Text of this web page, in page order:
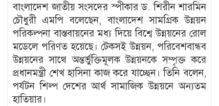
বাংলাদেশ জাতীয় সংসদের স্পীকার ড. শিরীন শারমিন
চৌধুরী এমপি বলেছেন, বাংলাদেশ সামগ্রিক উন্নয়ন
পরিকল্পনা বাস্তবায়নের মধ্য দিয়ে বিশ্বে উন্নয়নের রোল
মডেলে পরিণত হয়েছে। টেকসই উন্নয়ন, পরিবেশবান্ধব
উন্নয়নের সাথে অন্তর্ভুক্তিমূলক উন্নয়নকে সম্পৃক্ত করে
প্রধানমন্ত্রী শেখ হাসিনা কাজ করে যাচ্ছেন। তিনি বলেন,
পর্যটন শিল্প দেশের আর্থ সামাজিক উন্নয়নে অন্যতম
হাতিয়ার।